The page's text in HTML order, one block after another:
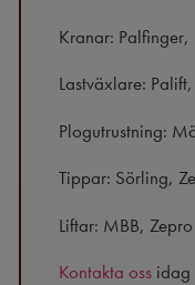
Kranar: Palfinger,
Lastväxlare:
Plogutrustning:
Tippar: Sörling,
Liftar: MBB, Zepro
Kontakta oss idag